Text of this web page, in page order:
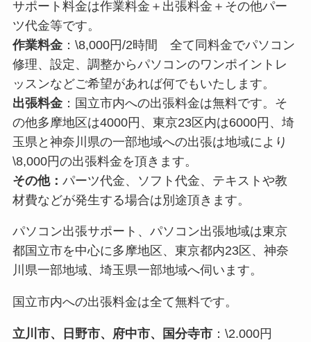
サポート料金は作業料金＋出張料金＋その他パー
ツ代金等です。
作業料金：\8,000円/2時間 全て同料金でパソコン
修理、設定、調整からパソコンのワンポイントレ
ッスンなどご希望があれば何でもいたします。
出張料金：国立市内への出張料金は無料です。そ
の他多摩地区は4000円、東京23区内は6000円、埼
玉県と神奈川県の一部地域への出張は地域により
\8,000円の出張料金を頂きます。
その他： パーツ代金、ソフト代金、テキストや教
材費などが発生する場合は別途頂きます。
パソコン出張サポート、パソコン出張地域は東京
都国立市を中心に多摩地区、東京都内23区、神奈
川県一部地域、埼玉県一部地域へ伺います。
国立市内への出張料金は全て無料です。
立川市、日野市、府中市、国分寺市：\2.000円